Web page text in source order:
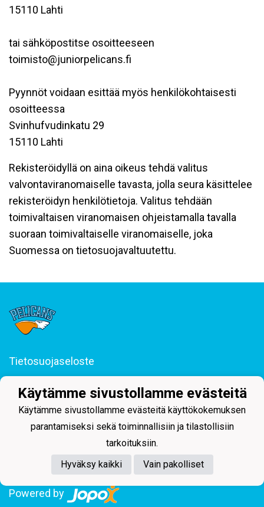
15110 Lahti
tai sähköpostitse osoitteeseen
toimisto@juniorpelicans.fi
Pyynnöt voidaan esittää myös henkilökohtaisesti
osoitteessa
Svinhufvudinkatu 29
15110 Lahti
Rekisteröidyllä on aina oikeus tehdä valitus
valvontaviranomaiselle tavasta, jolla seura käsittelee
rekisteröidyn henkilötietoja. Valitus tehdään
toimivaltaisen viranomaisen ohjeistamalla tavalla
suoraan toimivaltaiselle viranomaiselle, joka
Suomessa on tietosuojavaltuutettu.
Tietosuojaseloste
Junior-Pelicans ry
Svinhufvudinkatu 29, 15110 Lahti
044 255 1975 toimisto@juniorpelicans.fi
Toimisto avoinna ma-pe klo 9-15
Powered by
Käytämme sivustollamme evästeitä
Käytämme sivustollamme evästeitä käyttökokemuksen
parantamiseksi sekä toiminnallisiin ja tilastollisiin
tarkoituksiin.
Hyväksy kaikki
Vain pakolliset